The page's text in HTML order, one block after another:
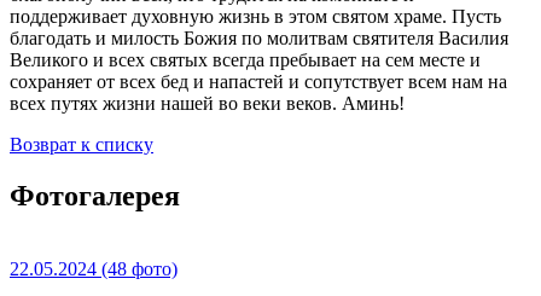
поддерживает духовную жизнь в этом святом храме. Пусть
благодать и милость Божия по молитвам святителя Василия
Великого и всех святых всегда пребывает на сем месте и
сохраняет от всех бед и напастей и сопутствует всем нам на
всех путях жизни нашей во веки веков. Аминь!
Возврат к списку
Фотогалерея
22.05.2024 (48 фото)